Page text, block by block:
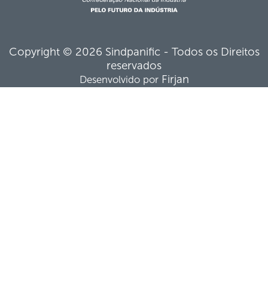
Copyright © 2026 Sindpanific - Todos os Direitos
reservados
Desenvolvido por Firjan